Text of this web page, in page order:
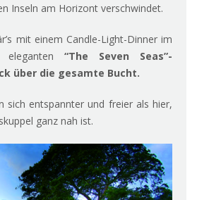
Inseln am Horizont verschwindet.
mit einem Candle-Light-Dinner im
eleganten “The Seven Seas”-
über die gesamte Bucht.
sich entspannter und freier als hier,
ganz nah ist.